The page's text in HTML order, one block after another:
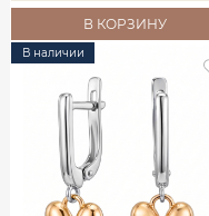
В КОРЗИНУ
В наличии